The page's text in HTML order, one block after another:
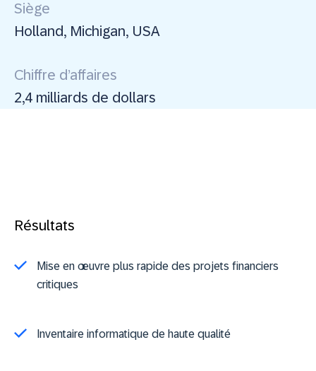
Siège
Holland, Michigan, USA
Chiffre d’affaires
2,4 milliards de dollars
Résultats
Mise en œuvre plus rapide des projets financiers
critiques
Inventaire informatique de haute qualité